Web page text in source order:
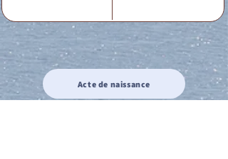
Acte de naissance